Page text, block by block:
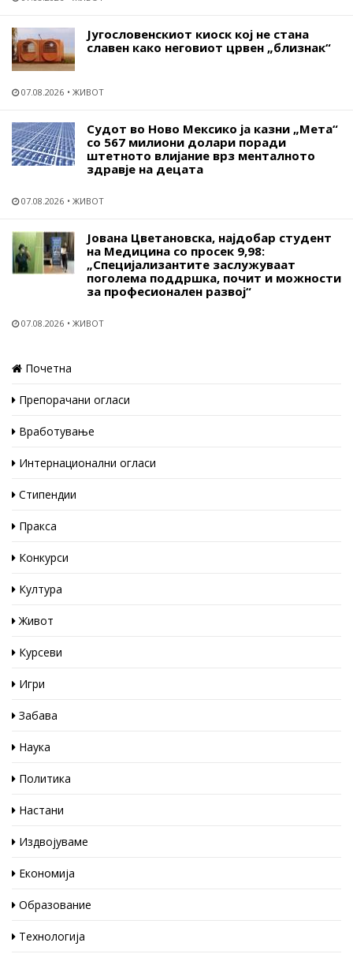
Југословенскиот киоск кој не стана
славен како неговиот црвен „близнак“
07.08.2026 ЖИВОТ
Судот во Ново Мексико ја казни „Мета“
со 567 милиони долари поради
штетното влијание врз менталното
здравје на децата
07.08.2026 ЖИВОТ
Јована Цветановска, најдобар студент
на Медицина со просек 9,98:
„Специјализантите заслужуваат
поголема поддршка, почит и можности
за професионален развој“
07.08.2026 ЖИВОТ
Почетна
Препорачани огласи
Вработување
Интернационални огласи
Стипендии
Пракса
Конкурси
Култура
Живот
Курсеви
Игри
Забава
Наука
Политика
Настани
Издвојуваме
Економија
Образование
Технологија